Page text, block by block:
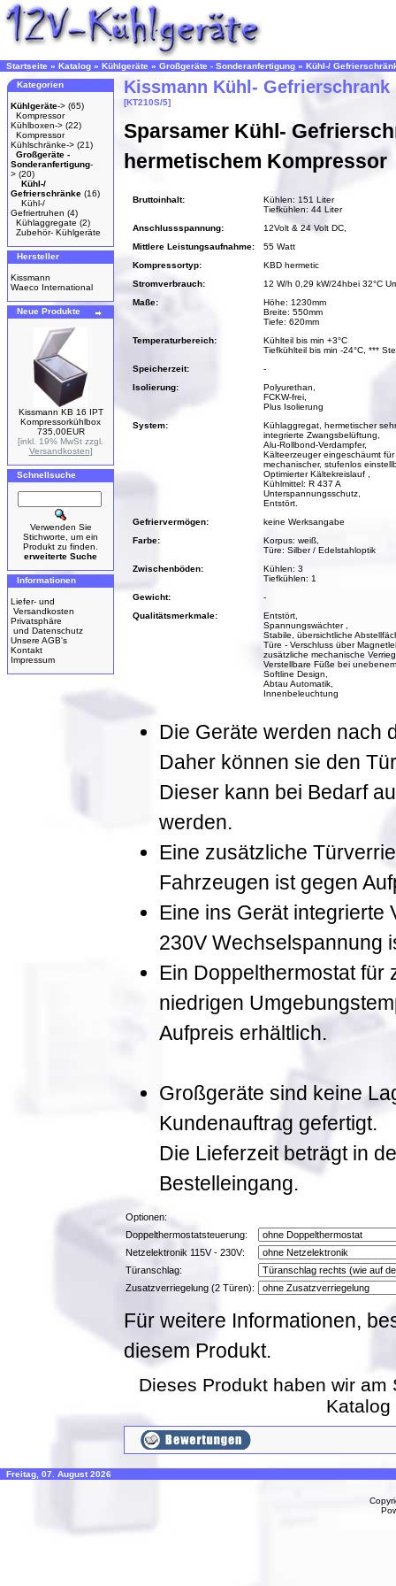
Startseite » Katalog » Kühlgeräte » Großgeräte - Sonderanfertigung » Kühl-/
Kategorien
Kühlgeräte-> (65)
Kompressor
Kühlboxen-> (22)
Kompressor
Kühlschränke-> (21)
Großgeräte -
Sonderanfertigung-
> (20)
Kühl-/
Gefrierschränke (16)
Kühl-/
Gefriertruhen (4)
Kühlaggregate (2)
Zubehör- Kühlgeräte
Hersteller
Kissmann
Waeco International
Neue Produkte
Kissmann KB 16 IPT
Kompressorkühlbox
735,00EUR
[inkl. 19% MwSt zzgl.
Versandkosten]
Schnellsuche
Verwenden Sie
Stichworte, um ein
Produkt zu finden.
erweiterte Suche
Informationen
Liefer- und
Versandkosten
Privatsphäre
und Datenschutz
Unsere AGB's
Kontakt
Impressum
Kissmann Kühl- Gefrierschrank
[KT210S/5]
Sparsamer Kühl-
hermetischem Kompressor
Bruttoinhalt:
Kühlen: 151 Liter
Tiefkühlen: 44 Liter
Anschlussspannung:
12Volt & 24 Volt DC,
Mittlere Leistungsaufnahme:
55 Watt
Kompressortyp:
KBD hermetic
Stromverbrauch:
12 W/h 0,29 kW/24hbei 32°C
Maße:
Höhe: 1230mm
Breite: 550mm
Tiefe: 620mm
Temperaturbereich:
Kühlteil bis min +3°C
Tiefkühlteil bis min -24°C, ***
Speicherzeit:
-
Isolierung:
Polyurethan,
FCKW-frei,
Plus Isolierung
System:
Kühlaggregat, hermetischer
integrierte Zwangsbelüftung,
Alu-Rollbond-Verdampfer,
Kälteerzeuger eingeschäumt
mechanischer, stufenlos
Optimierter Kältekreislauf ,
Kühlmittel: R 437 A
Unterspannungsschutz,
Entstört.
Gefriervermögen:
keine Werksangabe
Farbe:
Korpus: weiß,
Türe: Silber / Edelstahloptik
Zwischenböden:
Kühlen: 3
Tiefkühlen: 1
Gewicht:
-
Qualitätsmerkmale:
Entstört,
Spannungswächter ,
Stabile, übersichtliche
Türe - Verschluss über
zusätzliche mechanische
Verstellbare Füße bei
Softline Design,
Abtau Automatik,
Innenbeleuchtung
Die Geräte werden nach
Daher können sie den
Dieser kann bei Bedarf
werden.
Eine zusätzliche
Fahrzeugen ist gegen
Eine ins Gerät integrierte
230V Wechselspannung
Ein Doppelthermostat für
niedrigen
Aufpreis erhältlich.
Großgeräte sind keine
Kundenauftrag gefertigt.
Die Lieferzeit beträgt in
Bestelleingang.
Optionen:
Doppelthermostatsteuerung:
Netzelektronik 115V - 230V:
Türanschlag:
Zusatzverriegelung (2 Türen):
Für weitere Informationen,
diesem Produkt.
Dieses Produkt haben wir
Freitag, 07. August 2026